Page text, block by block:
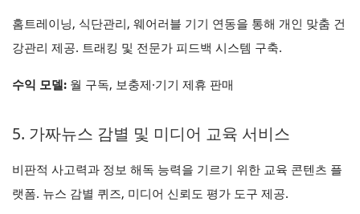
홈트레이닝, 식단관리, 웨어러블 기기 연동을 통해 개인 맞춤 건
강관리 제공. 트래킹 및 전문가 피드백 시스템 구축.
수익 모델: 월 구독, 보충제·기기 제휴 판매
5. 가짜뉴스 감별 및 미디어 교육 서비스
비판적 사고력과 정보 해독 능력을 기르기 위한 교육 콘텐츠 플
랫폼. 뉴스 감별 퀴즈, 미디어 신뢰도 평가 도구 제공.